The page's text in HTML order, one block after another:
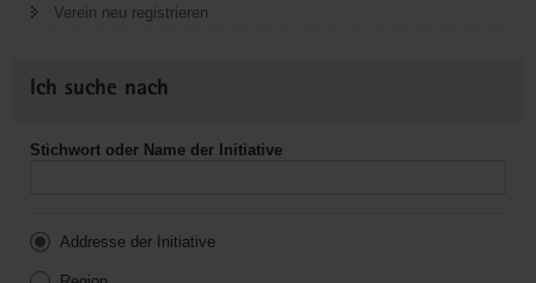
Verein neu registrieren
Ich suche nach
Stichwort oder Name der Initiative
Addresse der Initiative